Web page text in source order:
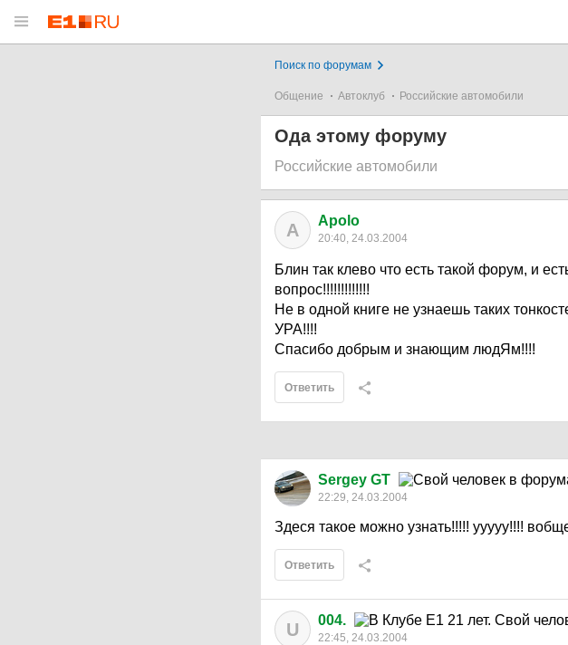
Поиск по форумам
Общение Автоклуб Российские автомобили
Ода этому форуму
Российские автомобили
A Apolo
20:40, 24.03.2004
Блин так клево что есть такой форум, и
вопрос!!!!!!!!!!!!!
Не в одной книге не узнаешь таких
УРА!!!!
Спасибо добрым и знающим людЯм!!!!
Ответить
Sergey GT
22:29, 24.03.2004
Здеся такое можно узнать!!!!! ууууу!!!!
Ответить
U 004.
22:45, 24.03.2004